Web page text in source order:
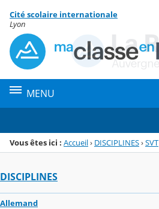
Menu de la rubrique
Contenu
Cité scolaire internationale
Lyon
MENU
Vous êtes ici : Accueil› DISCIPLINES›SVT
DISCIPLINES
Allemand